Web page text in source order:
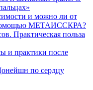
и можно ли от
помощью МЕТАИССКРА?
Практическая польза
и практики после
по сердцу